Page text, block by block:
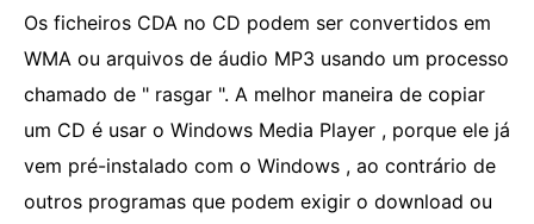
Os ficheiros CDA no CD podem ser convertidos em
WMA ou arquivos de áudio MP3 usando um processo
chamado de " rasgar ". A melhor maneira de copiar
um CD é usar o Windows Media Player , porque ele já
vem pré-instalado com o Windows , ao contrário de
outros programas que podem exigir o download ou